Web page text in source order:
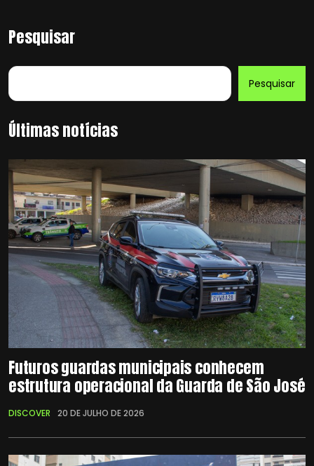
Pesquisar
Pesquisar
Últimas notícias
Futuros guardas municipais conhecem
estrutura operacional da Guarda de São José
DISCOVER 20 DE JULHO DE 2026